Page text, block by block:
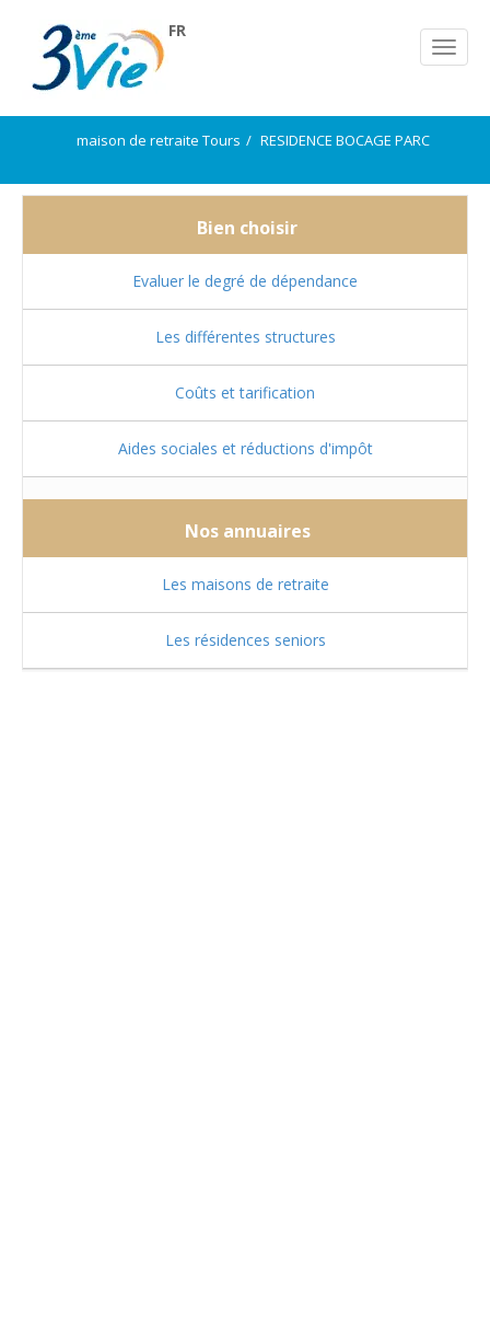
FR
maison de retraite Tours RESIDENCE BOCAGE PARC
Bien choisir
Evaluer le degré de dépendance
Les différentes structures
Coûts et tarification
Aides sociales et réductions d'impôt
Nos annuaires
Les maisons de retraite
Les résidences seniors